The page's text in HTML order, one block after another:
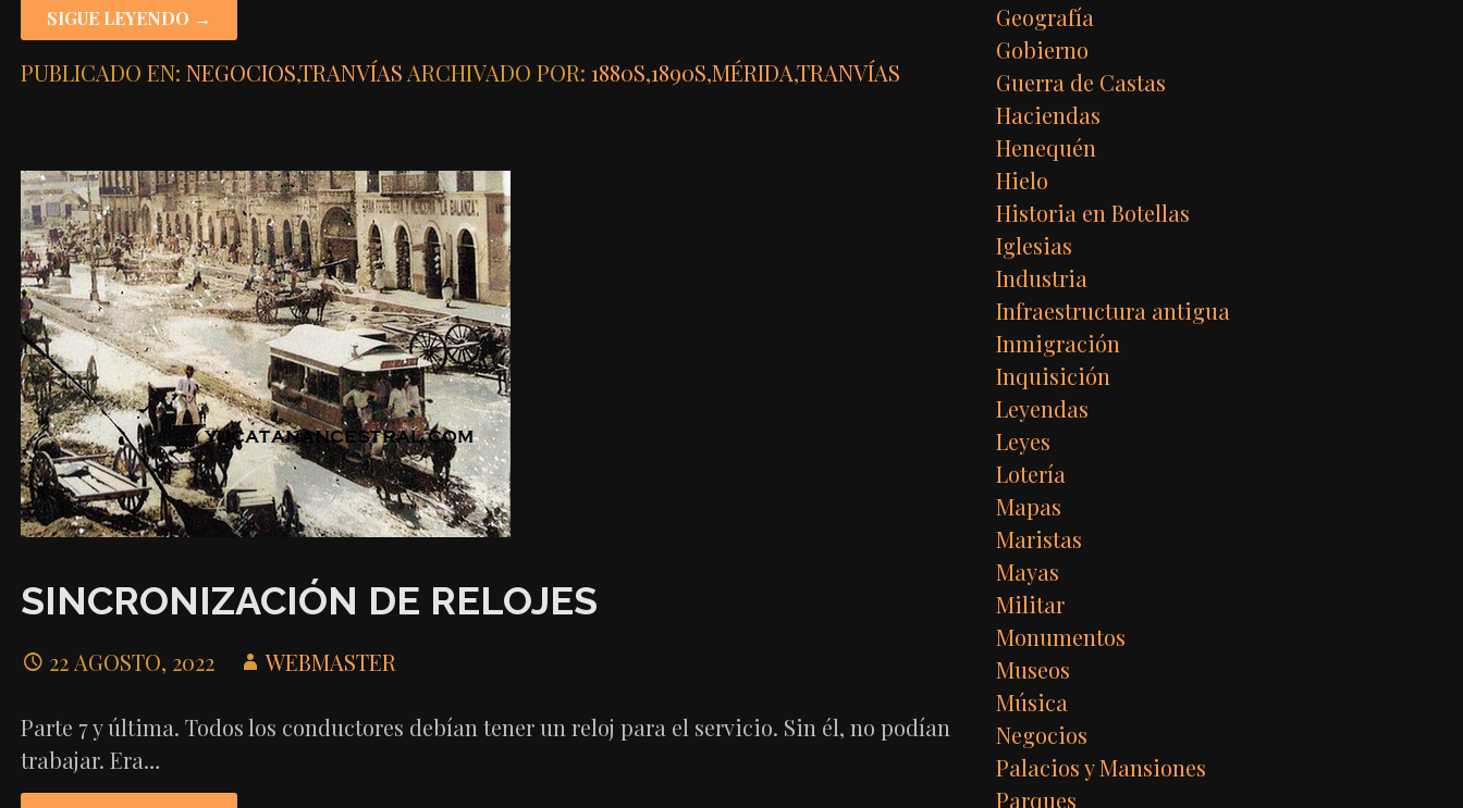
SIGUE LEYENDO →
PUBLICADO EN: NEGOCIOS,TRANVÍAS ARCHIVADO POR: 1880S,1890S,MÉRIDA,TRANVÍAS
SINCRONIZACIÓN DE RELOJES
22 AGOSTO, 2022 WEBMASTER
Parte 7 y última. Todos los conductores debían tener un reloj para el servicio. Sin él, no podían
trabajar. Era…
Geografía
Gobierno
Guerra de Castas
Haciendas
Henequén
Hielo
Historia en Botellas
Iglesias
Industria
Infraestructura antigua
Inmigración
Inquisición
Leyendas
Leyes
Lotería
Mapas
Maristas
Mayas
Militar
Monumentos
Museos
Música
Negocios
Palacios y Mansiones
Parques